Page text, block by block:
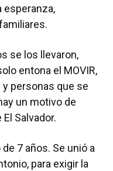
esperanza,
se los llevaron,
entona el MOVIR,
personas que se
un motivo de
Salvador.
7 años. Se unió a
para exigir la